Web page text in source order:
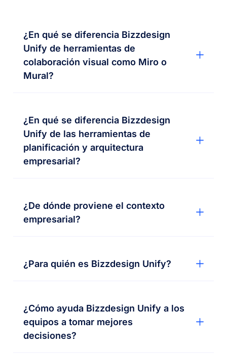
¿En qué se diferencia Bizzdesign
Unify de herramientas de
colaboración visual como Miro o
Mural?
¿En qué se diferencia Bizzdesign
Unify de las herramientas de
planificación y arquitectura
empresarial?
¿De dónde proviene el contexto
empresarial?
¿Para quién es Bizzdesign Unify?
¿Cómo ayuda Bizzdesign Unify a los
equipos a tomar mejores
decisiones?